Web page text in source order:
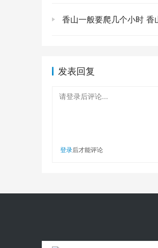
贵的记忆。❤️
亲身经历才能体会的震撼，
香山一般要爬几个小时 香
发表回复
请登录后评论...
登录后才能评论